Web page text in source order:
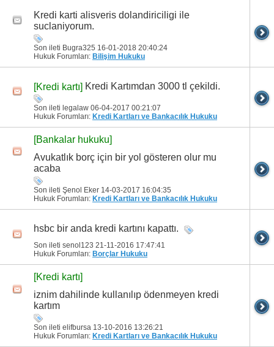
Kredi karti alisveris dolandiriciligi ile
suclaniyorum.
Son ileti Bugra325 16-01-2018 20:40:24
Hukuk Forumları: Bilişim Hukuku
[Kredi kartı] Kredi Kartımdan 3000 tl çekildi.
Son ileti legalaw 06-04-2017 00:21:07
Hukuk Forumları: Kredi Kartları ve Bankacılık Hukuku
[Bankalar hukuku]
Avukatlık borç için bir yol gösteren olur mu
acaba
Son ileti Şenol Eker 14-03-2017 16:04:35
Hukuk Forumları: Kredi Kartları ve Bankacılık Hukuku
hsbc bir anda kredi kartını kapattı.
Son ileti senol123 21-11-2016 17:47:41
Hukuk Forumları: Borçlar Hukuku
[Kredi kartı]
iznim dahilinde kullanılıp ödenmeyen kredi
kartım
Son ileti elifbursa 13-10-2016 13:26:21
Hukuk Forumları: Kredi Kartları ve Bankacılık Hukuku